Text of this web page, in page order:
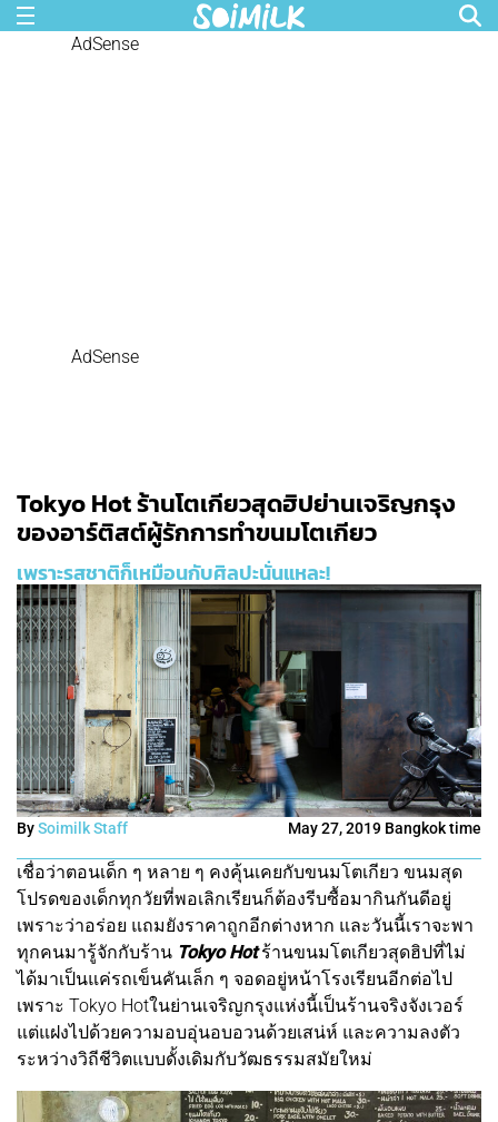
AdSense
AdSense
Tokyo Hot ร้านโตเกียวสุดฮิปย่านเจริญกรุง
ของอาร์ติสต์ผู้รักการทำขนมโตเกียว
เพราะรสชาติก็เหมือนกับศิลปะนั่นแหละ!
BySoimilk Staff May 27, 2019 Bangkok time
เชื่อว่าตอนเด็ก ๆ หลาย ๆ คงคุ้นเคยกับขนมโตเกียว ขนมสุด
โปรดของเด็กทุกวัยที่พอเลิกเรียนก็ต้องรีบซื้อมากินกันดีอยู่
เพราะว่าอร่อย แถมยังราคาถูกอีกต่างหาก และวันนี้เราจะพา
ทุกคนมารู้จักกับร้าน Tokyo Hotร้านขนมโตเกียวสุดฮิปที่ไม่
ได้มาเป็นแค่รถเข็นคันเล็ก ๆ จอดอยู่หน้าโรงเรียนอีกต่อไป
เพราะ Tokyo Hotในย่านเจริญกรุงแห่งนี้เป็นร้านจริงจังเวอร์
แต่แฝงไปด้วยความอบอุ่นอบอวนด้วยเสน่ห์ และความลงตัว
ระหว่างวิถีชีวิตแบบดั้งเดิมกับวัฒธรรมสมัยใหม่